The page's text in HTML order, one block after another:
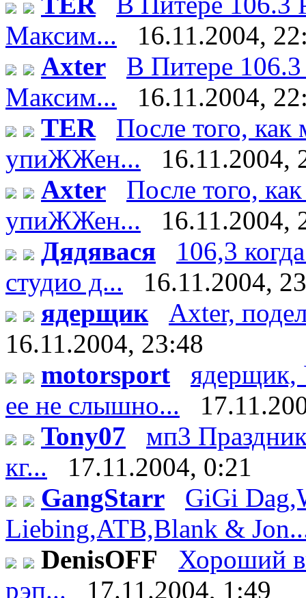
Максим...
16.11.2004,
Axter
В Питере
Максим...
16.11.2004,
TER
После того,
упиЖЖен...
16.11.2004,
Axter
После того,
упиЖЖен...
16.11.2004,
Дядявася
106,3
студио д...
16.11.2004,
ядерщик
Axter,
16.11.2004, 23:48
motorsport
ядерщик,
ее не слышно...
Tony07
мп3
кг...
17.11.2004, 0:21
GangStarr
GiGi
Liebing,ATB,Blank &
DenisOFF
Хороший
рэп...
17.11.2004, 1:49